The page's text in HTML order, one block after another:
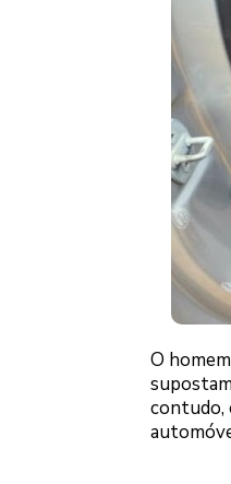
O
contudo,